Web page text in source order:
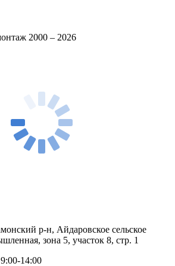
2000 – 2026
р-н, Айдаровское сельское
зона 5, участок 8, стр. 1
14:00